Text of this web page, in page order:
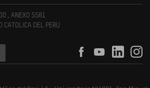
, ANEXO 5581
CATOLICA DEL PERU